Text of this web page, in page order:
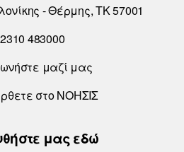
- Θέρμης, ΤΚ 57001
483000
μαζί μας
στο ΝΟΗΣΙΣ
μας εδώ